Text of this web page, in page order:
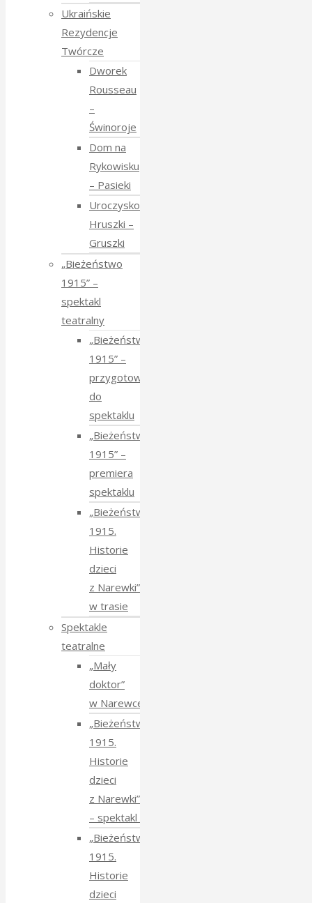
Ukraińskie
Rezydencje
Twórcze
Dworek
Rousseau
–
Świnoroje
Dom na
Rykowisku
– Pasieki
Uroczysko
Hruszki –
Gruszki
„Bieżeństwo
1915” –
spektakl
teatralny
„Bieżeństwo
1915” –
przygotowania
do
spektaklu
„Bieżeństwo
1915” –
premiera
spektaklu
„Bieżeństwo
1915.
Historie
dzieci
z Narewki”
w trasie
Spektakle
teatralne
„Mały
doktor”
w Narewce
„Bieżeństwo
1915.
Historie
dzieci
z Narewki”
⁠–⁠ spektakl teatralny
„Bieżeństwo
1915.
Historie
dzieci